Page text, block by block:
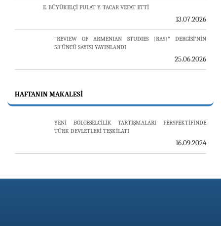
HAFTANIN MAKALESI
YENİ BÖLGESELCİLİK TARTIŞMALARI PERSPEKTİFİNDE
TÜRK DEVLETLERİ TEŞKİLATI
16.09.2024